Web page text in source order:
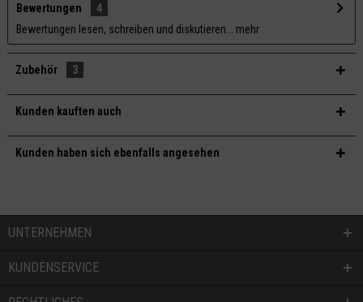
Bewertungen
4
Bewertungen lesen, schreiben und diskutieren...
mehr
Zubehör 3
Kunden kauften auch
Kunden haben sich ebenfalls angesehen
UNTERNEHMEN
KUNDENSERVICE